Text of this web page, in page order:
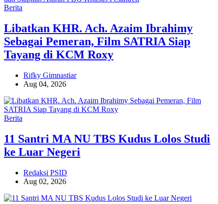
Berita
Libatkan KHR. Ach. Azaim Ibrahimy
Sebagai Pemeran, Film SATRIA Siap
Tayang di KCM Roxy
Rifky Gimnastiar
Aug 04, 2026
Berita
11 Santri MA NU TBS Kudus Lolos Studi
ke Luar Negeri
Redaksi PSID
Aug 02, 2026